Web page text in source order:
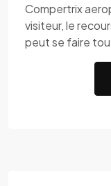
Compertrix
visiteur, le
peut se faire